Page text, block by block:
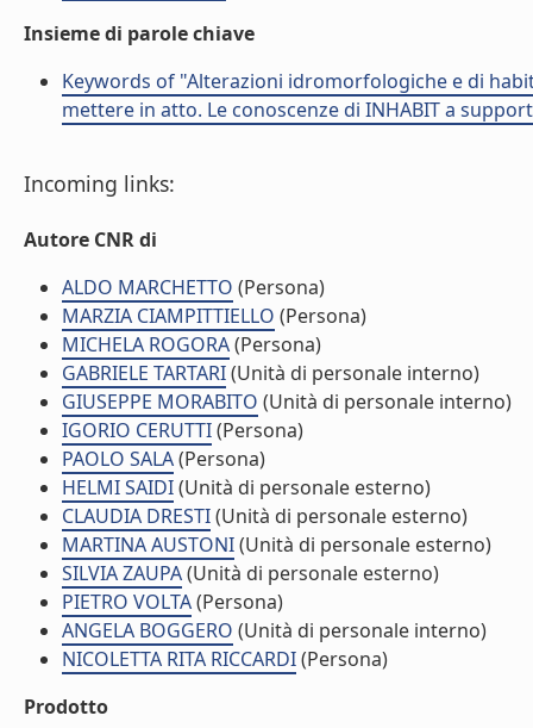
Insieme di parole chiave
Keywords of "Alterazioni idromorfologiche e di
mettere in atto. Le conoscenze di INHABIT a
Incoming links:
Autore CNR di
ALDO MARCHETTO (Persona)
MARZIA CIAMPITTIELLO (Persona)
MICHELA ROGORA(Persona)
GABRIELE TARTARI(Unità di personale interno)
GIUSEPPE MORABITO (Unità di personale interno)
IGORIO CERUTTI(Persona)
PAOLO SALA(Persona)
HELMI SAIDI(Unità di personale esterno)
CLAUDIA DRESTI(Unità di personale esterno)
MARTINA AUSTONI(Unità di personale esterno)
SILVIA ZAUPA(Unità di personale esterno)
PIETRO VOLTA(Persona)
ANGELA BOGGERO (Unità di personale interno)
NICOLETTA RITA RICCARDI(Persona)
Prodotto